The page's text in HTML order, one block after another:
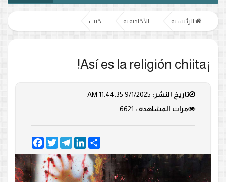
الرئيسية الأكاديمية كتب
¡Así es la religión chiita!
تاريخ النشر: 9/1/2025 11:44:35 AM
مرات المشاهدة : 6621
FacebookTwitter
TelegramLinkedInShare